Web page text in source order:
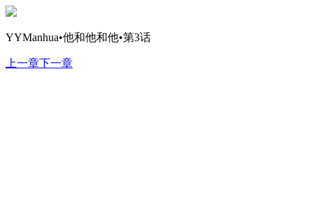
YYManhua•他和他和他•第3话
上一章下一章